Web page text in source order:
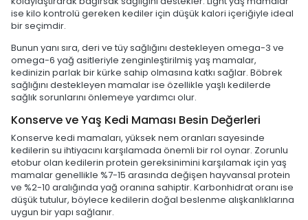
ise kilo kontrolü gereken kediler için düşük kalori içeriğiyle ideal
bir seçimdir.
Bunun yanı sıra, deri ve tüy sağlığını destekleyen omega-3 ve
omega-6 yağ asitleriyle zenginleştirilmiş yaş mamalar,
kedinizin parlak bir kürke sahip olmasına katkı sağlar. Böbrek
sağlığını destekleyen mamalar ise özellikle yaşlı kedilerde
sağlık sorunlarını önlemeye yardımcı olur.
Konserve ve Yaş Kedi Maması Besin Değerleri
Konserve kedi mamaları, yüksek nem oranları sayesinde
kedilerin su ihtiyacını karşılamada önemli bir rol oynar. Zorunlu
etobur olan kedilerin protein gereksinimini karşılamak için yaş
mamalar genellikle %7-15 arasında değişen hayvansal protein
ve %2-10 aralığında yağ oranına sahiptir. Karbonhidrat oranı ise
düşük tutulur, böylece kedilerin doğal beslenme alışkanlıklarına
uygun bir yapı sağlanır.